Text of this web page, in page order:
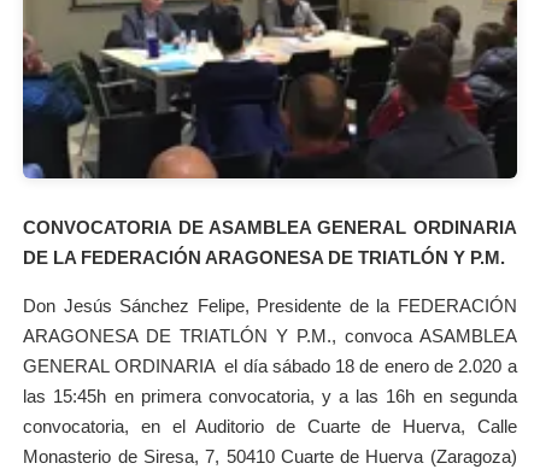
CONVOCATORIA DE ASAMBLEA GENERAL ORDINARIA
DE LA FEDERACIÓN ARAGONESA DE TRIATLÓN Y P.M.
Don Jesús Sánchez Felipe, Presidente de la FEDERACIÓN
ARAGONESA DE TRIATLÓN Y P.M., convoca ASAMBLEA
GENERAL ORDINARIA el día sábado 18 de enero de 2.020 a
las 15:45h en primera convocatoria, y a las 16h en segunda
convocatoria, en el Auditorio de Cuarte de Huerva, Calle
Monasterio de Siresa, 7, 50410 Cuarte de Huerva (Zaragoza)